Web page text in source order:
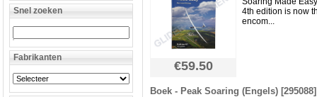
Snel zoeken
Fabrikanten
4th edition is now
encom...
€59.50
Boek - Peak Soaring (Engels) [295088]